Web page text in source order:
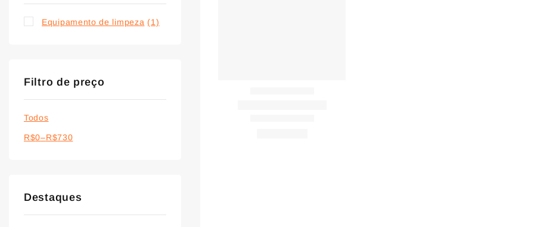
Equipamento de limpeza (1)
Filtro de preço
Todos
R$0–R$730
Destaques